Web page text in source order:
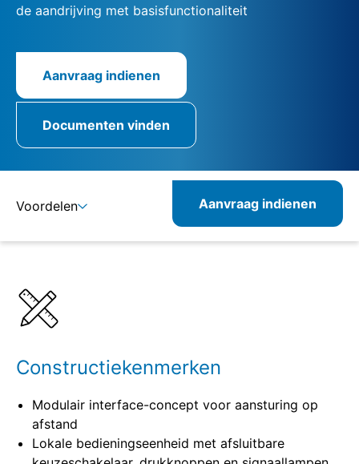
de aandrijving met basisfunctionaliteit
Aanvraag indienen
Documenten vinden
Voordelen Aanvraag indienen
Constructiekenmerken
Modulair interface-concept voor aansturing op
afstand
Lokale bedieningseenheid met afsluitbare